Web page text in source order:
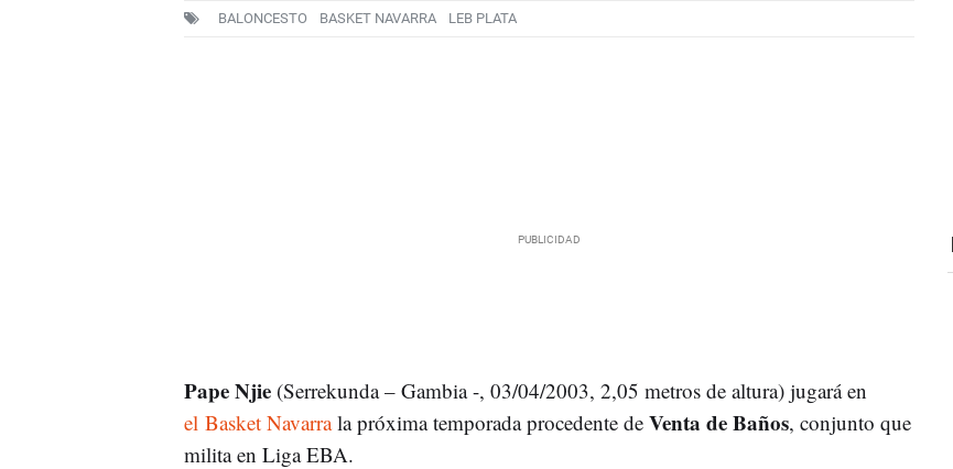
BALONCESTO BASKET NAVARRA LEB PLATA
Pape Njie(Serrekunda – Gambia -, 03/04/2003, 2,05 metros de altura) jugará en
el Basket Navarrala próxima temporada procedente de Venta de Baños, conjunto que
milita en Liga EBA.